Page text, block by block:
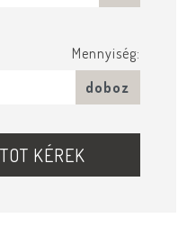
Mennyiség:
doboz
KÉREK